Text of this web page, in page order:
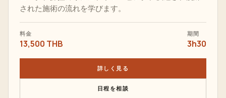
された施術の流れを学びます。
料金
13,500 THB
期間
3h30
詳しく見る
日程を相談